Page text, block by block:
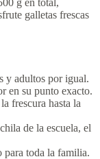
g en total,
galletas frescas
y adultos por igual.
en su punto exacto.
frescura hasta la
de la escuela, el
toda la familia.